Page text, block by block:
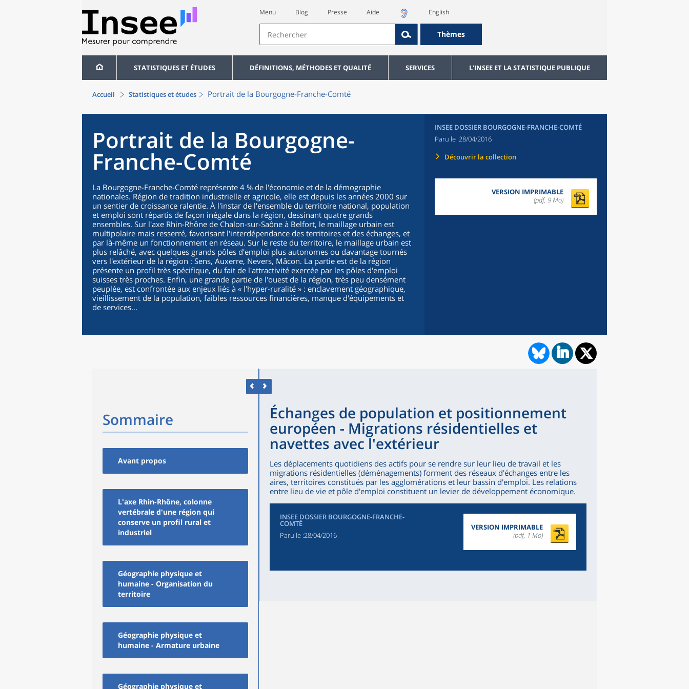
Menu Blog Presse Aide English
Thèmes
STATISTIQUES ET ÉTUDES DÉFINITIONS, MÉTHODES ET QUALITÉ SERVICES L'INSEE ET LA STATISTIQUE PUBLIQUE
Accueil Statistiques et études Portrait de la Bourgogne-Franche-Comté
Portrait de la Bourgogne-
Franche-Comté
La Bourgogne-Franche-Comté représente 4 % de l'économie et de la démographie
nationales. Région de tradition industrielle et agricole, elle est depuis les années 2000 sur
un sentier de croissance ralentie. À l'instar de l'ensemble du territoire national, population
et emploi sont répartis de façon inégale dans la région, dessinant quatre grands
ensembles. Sur l'axe Rhin-Rhône de Chalon-sur-Saône à Belfort, le maillage urbain est
multipolaire mais resserré, favorisant l'interdépendance des territoires et des échanges, et
par là-même un fonctionnement en réseau. Sur le reste du territoire, le maillage urbain est
plus relâché, avec quelques grands pôles d'emploi plus autonomes ou davantage tournés
vers l'extérieur de la région : Sens, Auxerre, Nevers, Mâcon. La partie est de la région
présente un profil très spécifique, du fait de l'attractivité exercée par les pôles d'emploi
suisses très proches. Enfin, une grande partie de l'ouest de la région, très peu densément
peuplée, est confrontée aux enjeux liés à « l'hyper-ruralité » : enclavement géographique,
vieillissement de la population, faibles ressources financières, manque d'équipements et
de services...
INSEE DOSSIER BOURGOGNE-FRANCHE-COMTÉ
Paru le :28/04/2016
Découvrir la collection
VERSION IMPRIMABLE
(pdf, 9 Mo)
Sommaire
Avant propos
L'axe Rhin-Rhône, colonne
vertébrale d'une région qui
conserve un profil rural et
industriel
Géographie physique et
humaine - Organisation du
territoire
Géographie physique et
humaine - Armature urbaine
Géographie physique et
Échanges de population et positionnement
européen - Migrations résidentielles et
navettes avec l'extérieur
Les déplacements quotidiens des actifs pour se rendre sur leur lieu de travail et les
migrations résidentielles (déménagements) forment des réseaux d'échanges entre les
aires, territoires constitués par les agglomérations et leur bassin d'emploi. Les relations
entre lieu de vie et pôle d'emploi constituent un levier de développement économique.
INSEE DOSSIER BOURGOGNE-FRANCHE-
COMTÉ
Paru le :28/04/2016
VERSION IMPRIMABLE
(pdf, 1 Mo)